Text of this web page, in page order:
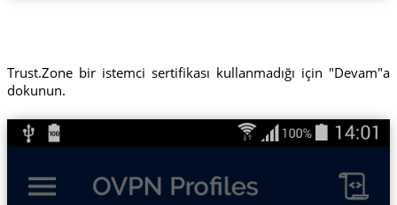
Trust.Zone bir istemci sertifikası kullanmadığı için "Devam"a
dokunun.